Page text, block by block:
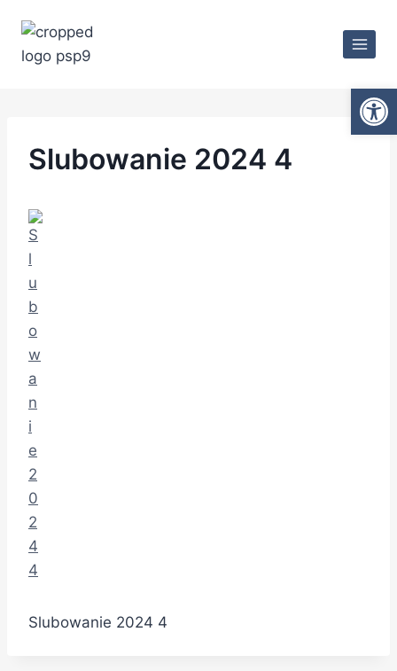
Slubowanie 2024 4
Slubowanie 2024 4